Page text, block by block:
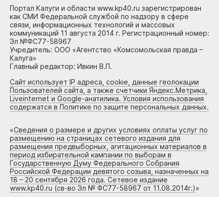
Портал Калуги и области www.kp40.ru зарегистрирован
как СМИ Федеральной службой по надзору в сфере
связи, информационных технологий и массовых
коммуникаций 11 августа 2014 г. Регистрационный номер:
Эл №ФС77-58967
Учредитель: ООО «Агентство «Комсомольская правда –
Калуга»
Главный редактор: Ивкин В.П.
Сайт использует IP адреса, cookie, данные геолокации
Пользователей сайта, а также счетчики Яндекс.Метрика,
Liveinternet и Google-анатилика. Условия использования
содержатся в Политике по защите персональных данных.
«Сведения о размере и других условиях оплаты услуг по
размещению на страницах сетевого издания для
размещения предвыборных, агитационных материалов в
период избирательной кампании по выборам в
Государственную Думу Федерального Собрания
Российской Федерации девятого созыва, назначенных на
18 – 20 сентября 2026 года. Сетевое издание
www.kp40.ru (св-во Эл № ФС77-58967 от 11.08.2014г.)»